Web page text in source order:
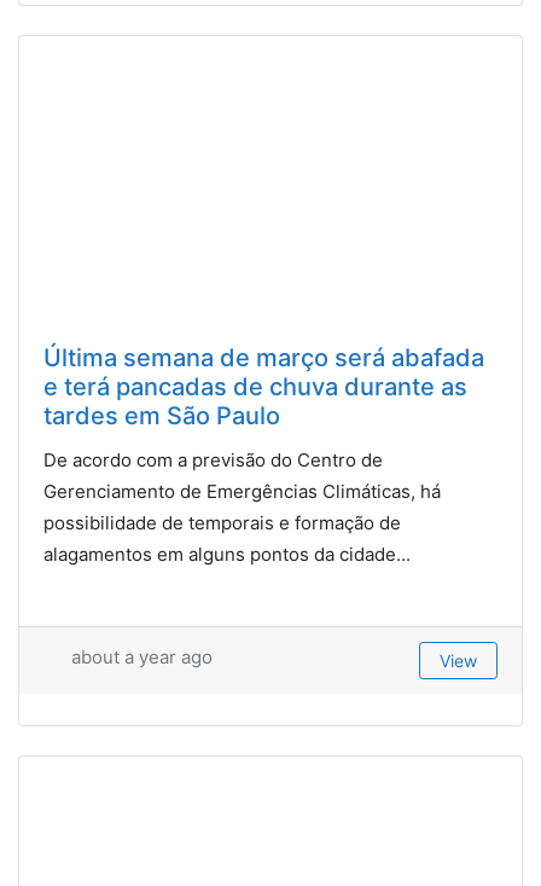
Última semana de março será abafada
e terá pancadas de chuva durante as
tardes em São Paulo
De acordo com a previsão do Centro de
Gerenciamento de Emergências Climáticas, há
possibilidade de temporais e formação de
alagamentos em alguns pontos da cidade...
about a year ago View